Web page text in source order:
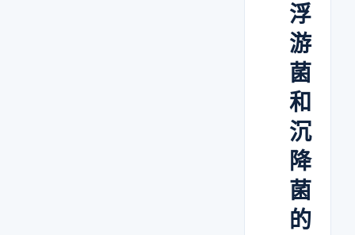
浮
游
菌
和
沉
降
菌
的